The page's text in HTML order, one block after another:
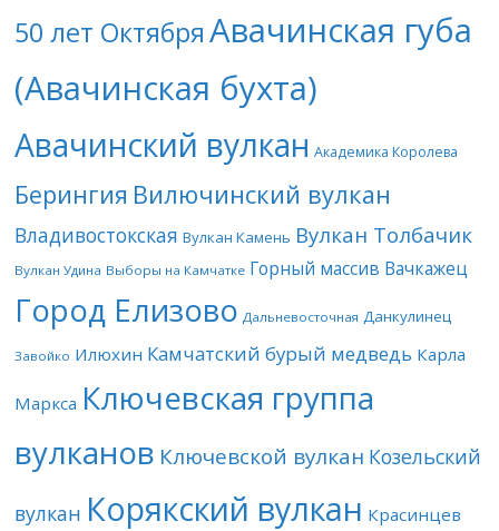
50 лет Октября Авачинская губа
(Авачинская бухта)
Авачинский вулкан Академика Королева
Берингия Вилючинский вулкан
Владивостокская Вулкан Камень Вулкан Толбачик
Вулкан Удина Выборы на Камчатке Горный массив Вачкажец
Город Елизово Дальневосточная Данкулинец
Завойко Илюхин Камчатский бурый медведь Карла
Маркса Ключевская группа
вулканов Ключевской вулкан Козельский
вулкан Корякский вулкан Красинцев